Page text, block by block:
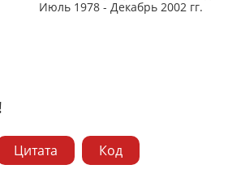
Июль 1978 - Декабрь 2002 гг.
Цитата Код